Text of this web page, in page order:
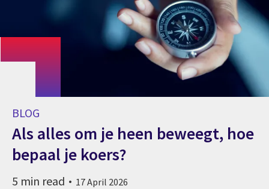
BLOG
Als alles om je heen beweegt, hoe
bepaal je koers?
5 min read 17 April 2026